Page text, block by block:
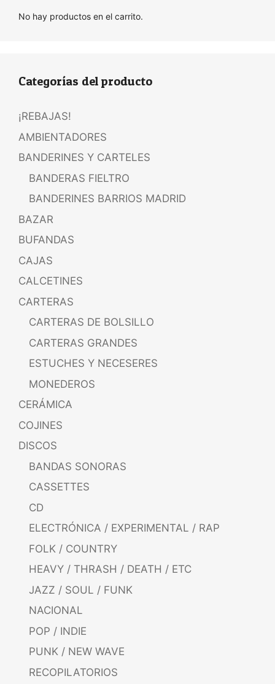
No hay productos en el carrito.
Categorías del producto
¡REBAJAS!
AMBIENTADORES
BANDERINES Y CARTELES
BANDERAS FIELTRO
BANDERINES BARRIOS MADRID
BAZAR
BUFANDAS
CAJAS
CALCETINES
CARTERAS
CARTERAS DE BOLSILLO
CARTERAS GRANDES
ESTUCHES Y NECESERES
MONEDEROS
CERÁMICA
COJINES
DISCOS
BANDAS SONORAS
CASSETTES
CD
ELECTRÓNICA / EXPERIMENTAL / RAP
FOLK / COUNTRY
HEAVY / THRASH / DEATH / ETC
JAZZ / SOUL / FUNK
NACIONAL
POP / INDIE
PUNK / NEW WAVE
RECOPILATORIOS